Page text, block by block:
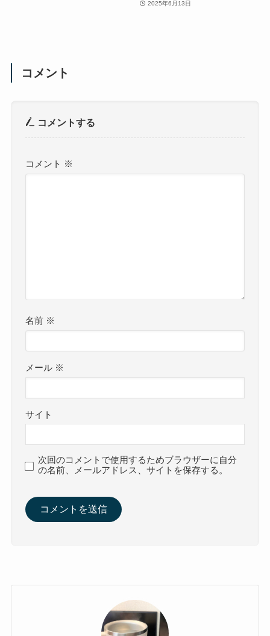
2025年6月13日
コメント
コメントする
コメント ※
名前 ※
メール ※
サイト
次回のコメントで使用するためブラウザーに自分
の名前、メールアドレス、サイトを保存する。